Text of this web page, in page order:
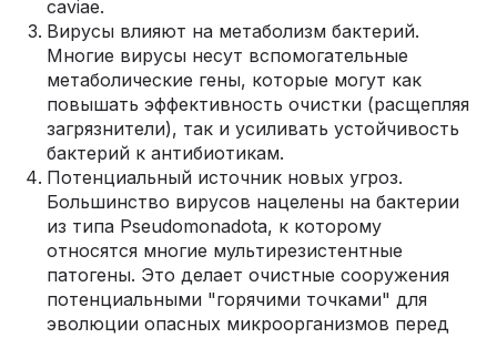
caviae.
Вирусы влияют на метаболизм бактерий.
Многие вирусы несут вспомогательные
метаболические гены, которые могут как
повышать эффективность очистки (расщепляя
загрязнители), так и усиливать устойчивость
бактерий к антибиотикам.
Потенциальный источник новых угроз.
Большинство вирусов нацелены на бактерии
из типа Pseudomonadota, к которому
относятся многие мультирезистентные
патогены. Это делает очистные сооружения
потенциальными "горячими точками" для
эволюции опасных микроорганизмов перед